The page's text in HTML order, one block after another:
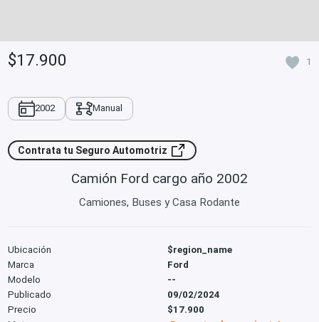
$17.900 1
2002 Manual
Contrata tu Seguro Automotriz
Camión Ford cargo año 2002
Camiones, Buses y Casa Rodante
Ubicación
$region_name
Marca
Ford
Modelo
--
Publicado
09/02/2024
Precio
$17.900